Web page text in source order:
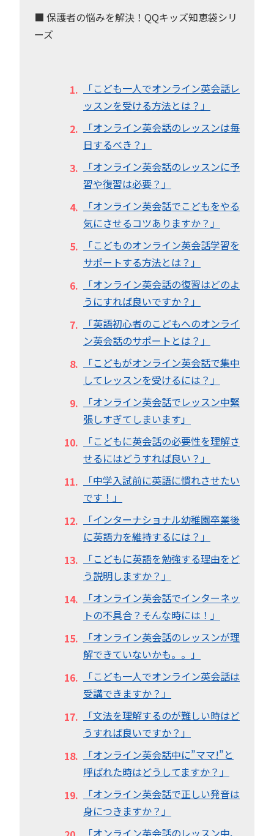
■ 保護者の悩みを解決！QQキッズ知恵袋シリ
ーズ
「こども一人でオンライン英会話レ
ッスンを受ける方法とは？」
「オンライン英会話のレッスンは毎
日するべき？」
「オンライン英会話のレッスンに予
習や復習は必要？」
「オンライン英会話でこどもをやる
気にさせるコツありますか？」
「こどものオンライン英会話学習を
サポートする方法とは？」
「オンライン英会話の復習はどのよ
うにすれば良いですか？」
「英語初心者のこどもへのオンライ
ン英会話のサポートとは？」
「こどもがオンライン英会話で集中
してレッスンを受けるには？」
「オンライン英会話でレッスン中緊
張しすぎてしまいます」
「こどもに英会話の必要性を理解さ
せるにはどうすれば良い？」
「中学入試前に英語に慣れさせたい
です！」
「インターナショナル幼稚園卒業後
に英語力を維持するには？」
「こどもに英語を勉強する理由をど
う説明しますか？」
「オンライン英会話でインターネッ
トの不具合？そんな時には！」
「オンライン英会話のレッスンが理
解できていないかも。。」
「こども一人でオンライン英会話は
受講できますか？」
「文法を理解するのが難しい時はど
うすれば良いですか？」
「オンライン英会話中に”ママ!”と
呼ばれた時はどうしてますか？」
「オンライン英会話で正しい発音は
身につきますか？」
「オンライン英会話のレッスン中、